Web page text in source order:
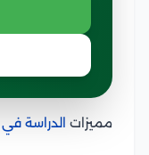
مميزات الدراسة